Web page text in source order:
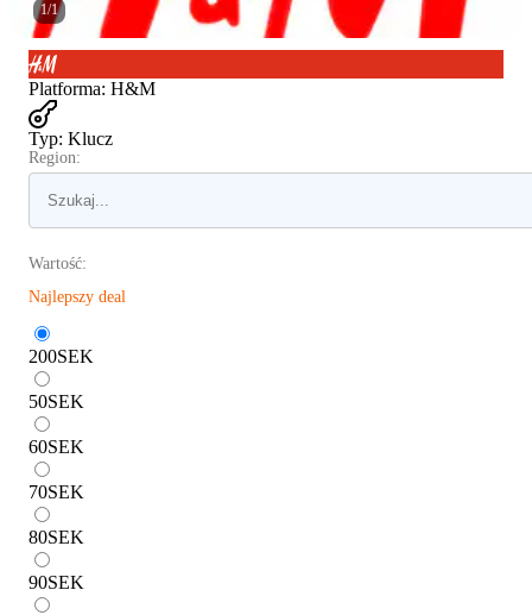
1/1
Platforma: H&M
Typ: Klucz
Region:
Wartość:
Najlepszy deal
200SEK
50SEK
60SEK
70SEK
80SEK
90SEK